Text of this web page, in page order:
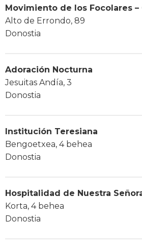
Movimiento de los Focolares –
Alto de Errondo, 89
Donostia
Adoración Nocturna
Jesuitas Andía, 3
Donostia
Institución Teresiana
Bengoetxea, 4 behea
Donostia
Hospitalidad de Nuestra
Korta, 4 behea
Donostia